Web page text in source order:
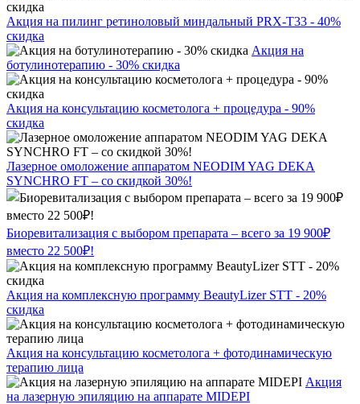
Акция на пилинг ретиноловый миндальный PRX-T33 - 40%
скидка
Акция на
ботулинотерапию - 30% скидка
Акция на консультацию косметолога + процедура - 90%
скидка
Лазерное омоложение аппаратом NEODIM YAG DEKA
SYNCHRO FT – со скидкой 30%!
Биоревитализация с выбором препарата – всего за 19 900₽
вместо 22 500₽!
Акция на комплексную программу BeautyLizer STT - 20%
скидка
Акция на консультацию косметолога + фотодинамическую
терапию лица
Акция
на лазерную эпиляцию на аппарате MIDEPI